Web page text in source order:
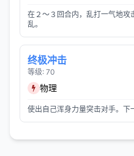
在２～３回合内，乱打一气地
乱。
终极冲击
等级: 70
物理
使出自己浑身力量突击对手。下